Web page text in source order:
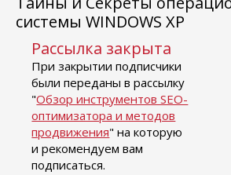
системы WINDOWS XP
Рассылка закрыта
При закрытии подписчики
были переданы в рассылку
"Обзор инструментов SEO-
оптимизатора и методов
продвижения" на которую
и рекомендуем вам
подписаться.